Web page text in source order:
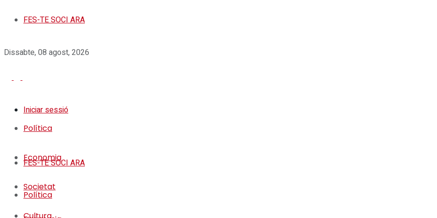
FES-TE SOCI ARA
Dissabte, 08 agost, 2026
Iniciar sessió
Política
Economia
Societat
FES-TE SOCI ARA
Política